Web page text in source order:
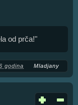
od prča!"
godina Mladjany